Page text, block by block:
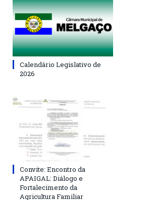
Calendário Legislativo de
2026
Convite: Encontro da
APAIGAL: Diálogo e
Fortalecimento da
Agricultura Familiar